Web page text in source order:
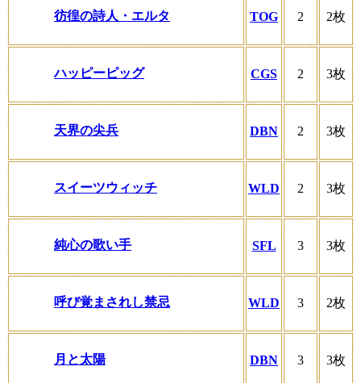
彷徨の詩人・エルタ TOG 2 2枚
ハッピーピッグ CGS 2 3枚
天界の尖兵 DBN 2 3枚
スイーツウィッチ WLD 2 3枚
純心の歌い手 SFL 3 3枚
呼び覚まされし禁忌 WLD 3 2枚
月と太陽 DBN 3 3枚